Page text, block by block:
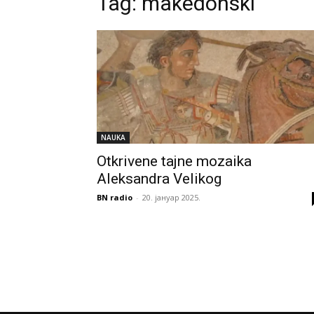
NAUKA
Otkrivene tajne mozaika
Aleksandra Velikog
BN radio - 20. јануар 2025.